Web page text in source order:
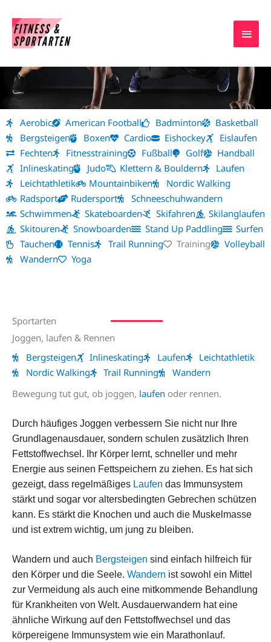
Inhalt
springen
Aerobic American Football Badminton
Basketball
Bergsteigen
Boxen Cardio Eishockey
Eislaufen
Fechten
Fitnesstraining Fußball Golf
Handball
Inlineskating
Judo Klettern & Bouldern
Laufen
Leichtathletik
Mountainbiken
Nordic Walking
Radsport
Rudersport
Schneeschuhwandern
Schwimmen
Skateboarden Skifahren
Skilanglaufen
Skitouren
Snowboarden Stand Up Paddling
Surfen
Tauchen
Tennis Trail Running Training
Volleyball
Wandern
Yoga
Sportarten
Joggen, laufen & Rennen
Bergsteigen
Inlineskating Laufen
Leichtathletik
Nordic Walking
Trail Running
Wandern
Bewegung tut gut, ob joggen, laufen oder rennen.
Durch häufiges Joggen verbessern Sie nicht nur Ihre
Grundlagenausdauer, sondern schulen zusätzlich Ihren
Fettstoffwechsel. Ihr Körper lernt, schneller und mehr
Energie aus seinen Fettspeichern zu ziehen. Es hat sich
gezeigt, dass regelmäßiges Laufen das Immunsystem
stärkt und sogar vor altersbedingten Gebrechen schützen
kann. Es stärkt die Knochen und auch die Muskelmasse
und ist extrem wichtig, um jung zu bleiben.
Wandern und auch Bergsteigen sind einfach hilfreich für
den Körper und die Seele. Wandern ist sowohl ein Mittel
zur Vermeidung als auch eine mitkommende Behandlung
für Krankheiten von Welt. Ausdauerwandern hat eine
ähnliche Wirkung auf den Fettstoffwechsel und das
körpereigene Immunsystem wie ein Marathonlauf.